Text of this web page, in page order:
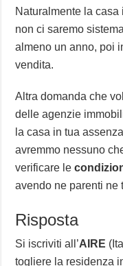
Naturalmente la
non ci saremo
almeno un anno, poi
vendita.
Altra domanda che
delle agenzie
la casa in tua
avremmo nessuno
verificare le
avendo ne parenti ne
Risposta
Si iscriviti all’AIRE
togliere la residenza